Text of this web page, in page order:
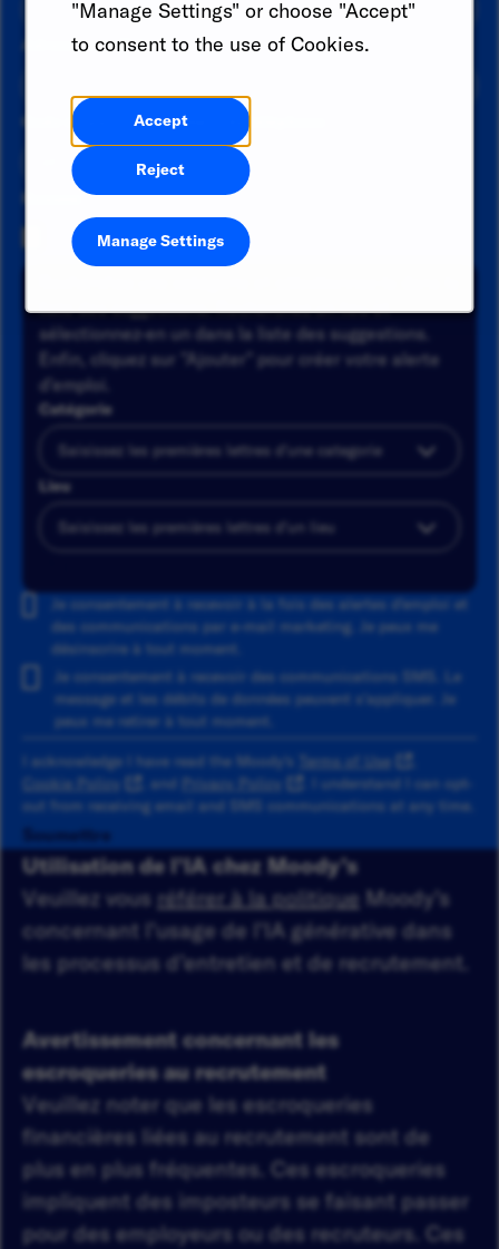
"Manage Settings" or choose "Accept"
to consent to the use of Cookies.
Accept
Reject
Manage Settings
Adresse email*
Code du pays Numéro de téléphone
liste des suggestions. Recherchez un lieu et
sélectionnez-en un dans la liste des suggestions.
Enfin, cliquez sur "Ajouter" pour créer votre alerte
d'emploi.
Catégorie
Lieu
Je consentement à recevoir à la fois des alertes d'emploi et
des communications par e-mail marketing. Je peux me
désinscrire à tout moment.
Je consentement à recevoir des communications SMS. Le
message et les débits de données peuvent s'appliquer. Je
peux me retirer à tout moment.
I acknowledge I have read the Moody's
Terms of Use
Cookie Policy
, and Privacy Policy
. I understand I can opt-
out from receiving email and SMS communications at any time.
Soumettre
Utilisation de l’IA chez Moody’s
Veuillez vous référer à la politique Moody’s
concernant l’usage de l’IA générative dans
les processus d’entretien et de recrutement.
Avertissement concernant les
escroqueries au recrutement
Veuillez noter que les escroqueries
financières liées au recrutement sont de
plus en plus fréquentes. Ces escroqueries
impliquent des imposteurs se faisant passer
pour des employeurs ou des recruteurs. Ces